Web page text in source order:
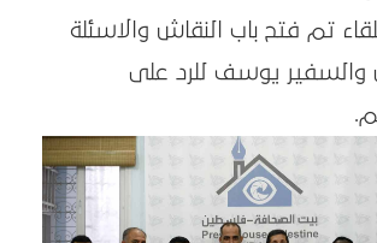
تم فتح باب النقاش والاسئلة
والسفير يوسف للرد على